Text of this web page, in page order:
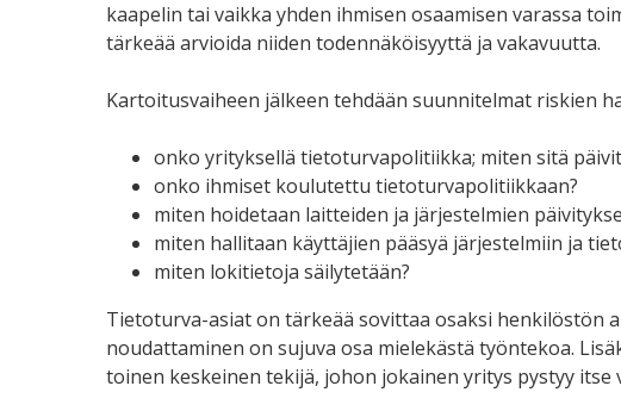
kaapelin tai vaikka yhden ihmisen osaamisen varassa
tärkeää arvioida niiden todennäköisyyttä ja vakavuutta.
Kartoitusvaiheen jälkeen tehdään suunnitelmat riskien
onko yrityksellä tietoturvapolitiikka; miten sitä
onko ihmiset koulutettu tietoturvapolitiikkaan?
miten hoidetaan laitteiden ja järjestelmien
miten hallitaan käyttäjien pääsyä järjestelmiin ja
miten lokitietoja säilytetään?
Tietoturva-asiat on tärkeää sovittaa osaksi henkilöstön
noudattaminen on sujuva osa mielekästä työntekoa.
toinen keskeinen tekijä, johon jokainen yritys pystyy itse